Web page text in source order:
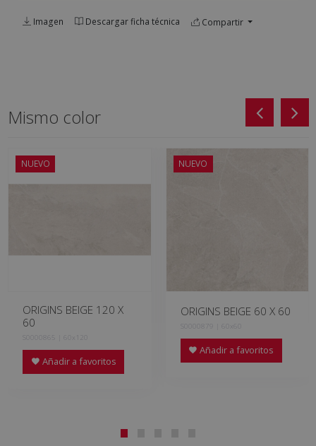
Imagen Descargar ficha técnica Compartir
Mismo color
NUEVO
ORIGINS BEIGE 120 X
60
S0000865 | 60x120
Añadir a favoritos
NUEVO
ORIGINS BEIGE 60 X 60
S0000879 | 60x60
Añadir a favoritos